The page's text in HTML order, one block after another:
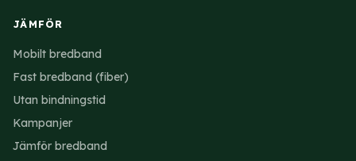
JÄMFÖR
Mobilt bredband
Fast bredband (fiber)
Utan bindningstid
Kampanjer
Jämför bredband